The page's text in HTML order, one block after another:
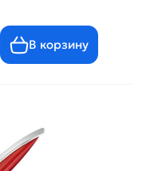
В корзину